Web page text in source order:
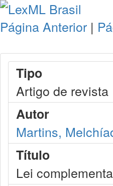
Página Anterior |
Tipo
Artigo de revista
Autor
Martins,
Título
Lei